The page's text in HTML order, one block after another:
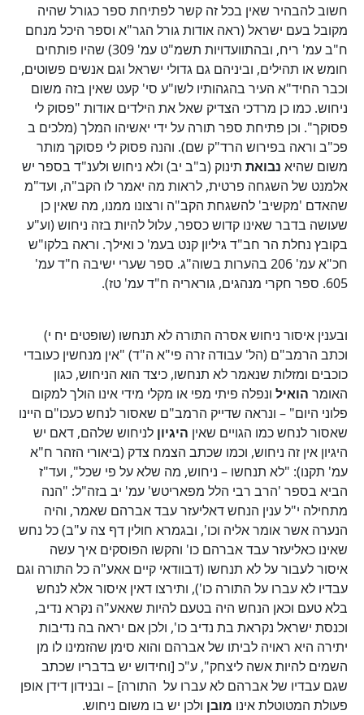
חשוב להבהיר שאין בכל זה קשר לפתיחת ספר כגורל שהיה
מקובל בעם ישראל (ראה אודות גורל הגר"א וספר היכל מנחם
ח"ב עמ' ריח, ובהתוועדויות תשמ"ט עמ' 309) שהיו פותחים
חומש או תהילים, וביניהם גם גדולי ישראל וגם אנשים פשוטים,
וכבר החיד"א העיר בהגהותיו לשו"ע סי' קעט שאין בזה משום
ניחוש. כמו כן מרדכי הצדיק שאל את הילדים אודות "פסוק לי
פסוקך". וכן פתיחת ספר תורה על ידי יאשיהו המלך (מלכים ב
פכ"ב וראה בפירוש הרד"ק שם). והנה פסוק לי פסוקך מותר
משום שהיא נבואת תינוק (ב"ב יב) ולא ניחוש ולענ"ד בספר יש
אלמנט של השגחה פרטית, לראות מה יאמר לו הקב"ה, ועד"מ
שהאדם 'מקשיב' להשגחת הקב"ה ורצונו ממנו, מה שאין כן
שעושה בדבר שאינו קדוש כספר, עלול להיות בזה ניחוש (וע"ע
בקובץ נחלת הר חב"ד גיליון קנט בעמ' כ ואילך. וראה בלקו"ש
חכ"א עמ' 206 בהערות בשוה"ג. ספר שערי ישיבה ח"ד עמ'
605. ספר חקרי מנהגים, גוראריה ח"ד עמ' טז).
ובענין איסור ניחוש אסרה התורה לא תנחשו (שופטים יח י)
וכתב הרמב"ם (הל' עבודה זרה פי"א ה"ד) "אין מנחשין כעובדי
כוכבים ומזלות שנאמר לא תנחשו, כיצד הוא הניחוש, כגון
האומר הואיל ונפלה פיתי מפי או מקלי מידי אינו הולך למקום
פלוני היום" – ונראה שדייק הרמב"ם שאסור לנחש כעכו"ם היינו
שאסור לנחש כמו הגויים שאין היגיון לניחוש שלהם, דאם יש
היגיון אין זה ניחוש, וכמו שכתב הצמח צדק (ביאורי הזהר ח"א
עמ' תקנו): "לא תנחשו – ניחוש, מה שלא על פי שכל", ועד"ז
הביא בספר 'הרב רבי הלל מפאריטש' עמ' יב בזה"ל: "הנה
מתחילה י"ל ענין הנחש דאליעזר עבד אברהם שאמר, והיה
הנערה אשר אומר אליה וכו', ובגמרא חולין דף צה ע"ב) כל נחש
שאינו כאליעזר עבד אברהם כו' והקשו הפוסקים איך עשה
איסור לעבור על לא תנחשו (דבוודאי קיים אאע"ה כל התורה וגם
עבדיו לא עברו על התורה כו'), ותירצו דאין איסור אלא לנחש
בלא טעם וכאן הנחש היה בטעם להיות שאאע"ה נקרא נדיב,
וכנסת ישראל נקראת בת נדיב כו', ולכן אם יראה בה נדיבות
יתירה היא ראויה לביתו של אברהם והוא סימן שהזמינו לו מן
השמים להיות אשה ליצחק", ע"כ [וחידוש יש בדבריו שכתב
שגם עבדיו של אברהם לא עברו על התורה] – ובנידון דידן אופן
פעולת המטוטלת אינו מובן ולכן יש בו משום ניחוש.